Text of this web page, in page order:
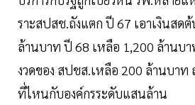
ราะสปสช.ถังแตก ปี 67 เอาเงินสด
ล้านบาท ปี 68 เหลือ 1,200 ล้านบ
งวดของ สปชส.เหลือ 200 ล้านบาท
ที่ไหนกับองค์กรระดับแสนล้าน